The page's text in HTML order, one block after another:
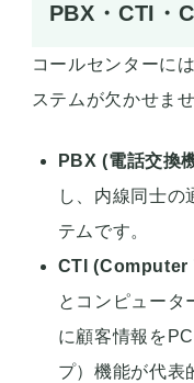
PBX・CTI・
コールセンターに
ステムが欠かせませ
PBX (電話交換
し、内線同士の
テムです。
CTI
とコンピュータ
に顧客情報を
プ）機能が代表